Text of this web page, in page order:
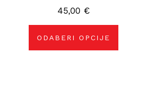
45,00 €
ODABERI OPCIJE
odabrati